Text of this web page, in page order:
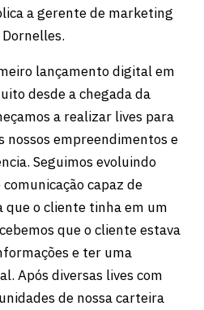
a gerente de marketing
lançamento digital em
desde a chegada da
a realizar lives para
nossos empreendimentos e
Seguimos evoluindo
capaz de
o cliente tinha em um
que o cliente estava
e ter uma
Após diversas lives com
de nossa carteira